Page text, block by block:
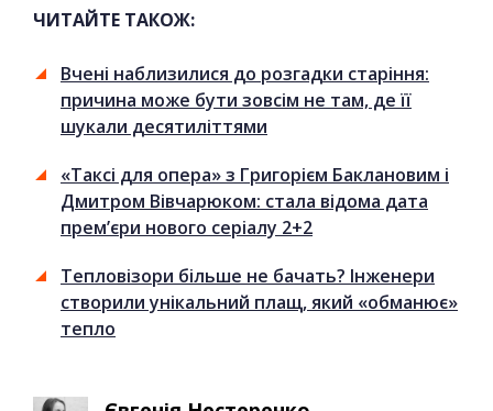
ЧИТАЙТЕ ТАКОЖ:
Вчені наблизилися до розгадки старіння:
причина може бути зовсім не там, де її
шукали десятиліттями
«Таксі для опера» з Григорієм Баклановим і
Дмитром Вівчарюком: стала відома дата
прем’єри нового серіалу 2+2
Тепловізори більше не бачать? Інженери
створили унікальний плащ, який «обманює»
тепло